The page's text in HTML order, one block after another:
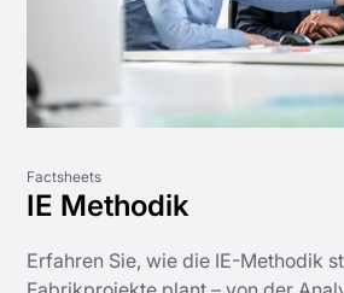
Factsheets
IE Methodik
Erfahren Sie, wie die IE-Methodik